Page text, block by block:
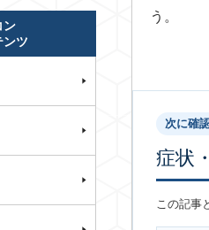
う。
次に確
症状
この記事
ン
ンツ